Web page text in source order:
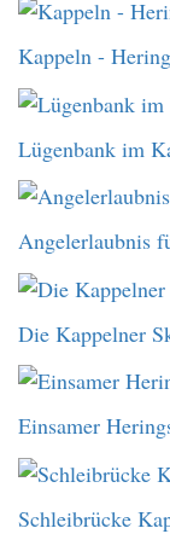
Kappeln -
Lügenbank im
Angelerlaubnis
Die Kappelner
Einsamer
Schleibrücke